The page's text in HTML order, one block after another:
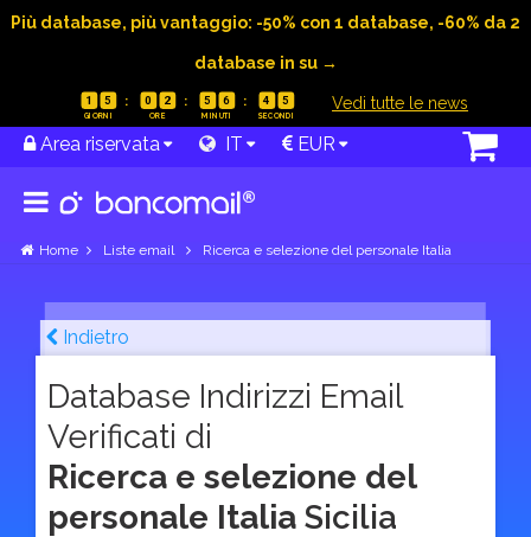
Più database, più vantaggio: -50% con 1 database, -60% da 2
database in su →
1 5 0 2 5 6 4 4 Vedi tutte le news
Area riservata IT EUR
Home Liste email Ricerca e selezione del personale Italia
Indietro
Database Indirizzi Email
Verificati di
Ricerca e selezione del
personale Italia Sicilia